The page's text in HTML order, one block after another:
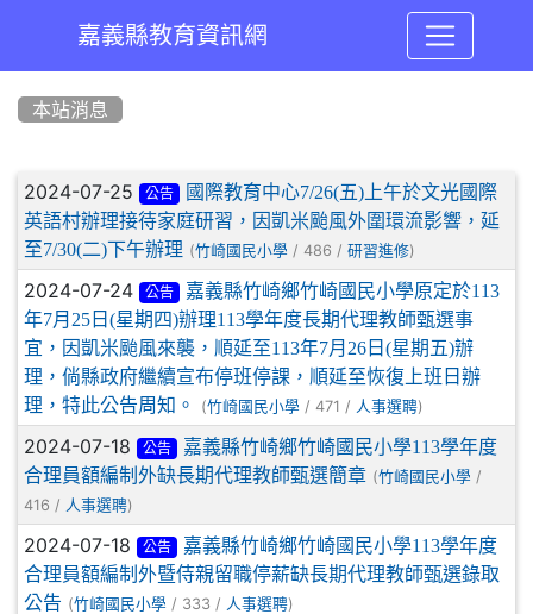
嘉義縣教育資訊網
本站消息
文章列表
2024-07-25 公告
國際教育中心7/26(五)上午於文光國際
英語村辦理接待家庭研習，因凱米颱風外圍環流影響，延
至7/30(二)下午辦理 (竹崎國民小學 / 486 / 研習進修)
2024-07-24 公告
嘉義縣竹崎鄉竹崎國民小學原定於113
年7月25日(星期四)辦理113學年度長期代理教師甄選事
宜，因凱米颱風來襲，順延至113年7月26日(星期五)辦
理，倘縣政府繼續宣布停班停課，順延至恢復上班日辦
理，特此公告周知。
(竹崎國民小學 / 471 / 人事選聘)
2024-07-18 公告
嘉義縣竹崎鄉竹崎國民小學113學年度
合理員額編制外缺長期代理教師甄選簡章 (竹崎國民小學 /
416 / 人事選聘)
2024-07-18 公告
嘉義縣竹崎鄉竹崎國民小學113學年度
合理員額編制外暨侍親留職停薪缺長期代理教師甄選錄取
公告 (竹崎國民小學 / 333 / 人事選聘)